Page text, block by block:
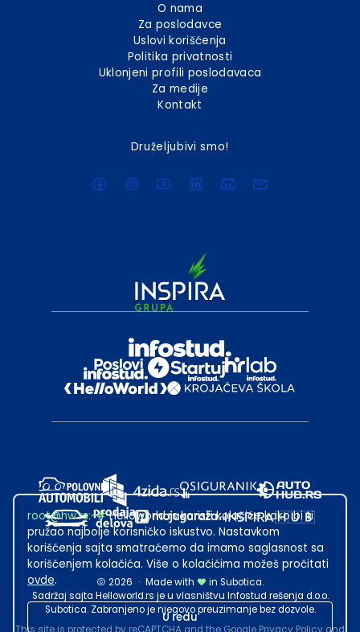
O nama
Za poslodavce
Uslovi korišćenja
Politika privatnosti
Uklonjeni profili poslodavaca
Za medije
Kontakt
Druželjubivi smo!
2026 · Made with
in Subotica.
Sadržaj sajta Helloworld.rs je u vlasništvu Infostud rešenja d.o.o.
Subotica. Zabranjeno je njegovo preuzimanje bez dozvole.
root@hw.rs:~#Helloworld.rs koristi kolačiće kako bi ti
pružao najbolje korisničko iskustvo. Nastavkom
korišćenja sajta smatraćemo da imamo saglasnost sa
korišćenjem kolačića. Više o kolačićima možeš pročitati
ovde.
U redu